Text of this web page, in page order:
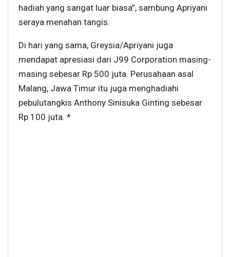
hadiah yang sangat luar biasa”, sambung Apriyani
seraya menahan tangis.
Di hari yang sama, Greysia/Apriyani juga
mendapat apresiasi dari J99 Corporation masing-
masing sebesar Rp 500 juta. Perusahaan asal
Malang, Jawa Timur itu juga menghadiahi
pebulutangkis Anthony Sinisuka Ginting sebesar
Rp 100 juta. *